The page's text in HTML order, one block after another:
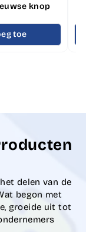
knop
toe
delen van de
begon met
groeide uit tot